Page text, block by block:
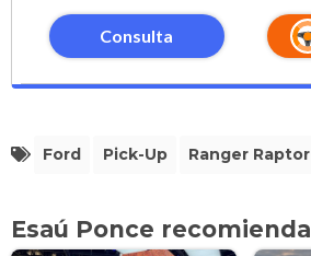
Consulta
Ford Pick-Up Ranger Raptor
Esaú Ponce recomienda